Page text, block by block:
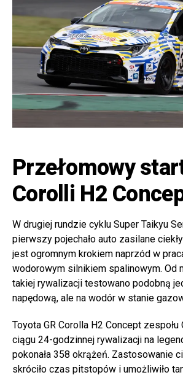
Przełomowy
Corolli H2
W drugiej rundzie cyklu Super Taikyu
pierwszy pojechało auto zasilane
jest ogromnym krokiem naprzód w
wodorowym silnikiem spalinowym. Od
takiej rywalizacji testowano podobną
napędową, ale na wodór w stanie
Toyota GR Corolla H2 Concept zespołu
ciągu 24-godzinnej rywalizacji na
pokonała 358 okrążeń. Zastosowanie
skróciło czas pitstopów i umożliwiło